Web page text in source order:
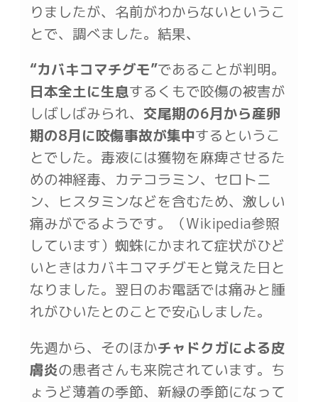
りましたが、名前がわからないというこ
とで、調べました。結果、
“カバキコマチグモ”であることが判明。
日本全土に生息するくもで咬傷の被害が
しばしばみられ、 交尾期の6月から産卵
期の8月に咬傷事故が集中するというこ
とでした。毒液には獲物を麻痺させるた
めの神経毒、カテコラミン、セロトニ
ン、ヒスタミンなどを含むため、激しい
痛みがでるようです。（Wikipedia参照
しています）蜘蛛にかまれて症状がひど
いときはカバキコマチグモと覚えた日と
なりました。翌日のお電話では痛みと腫
れがひいたとのことで安心しました。
先週から、そのほかチャドクガによる皮
膚炎の患者さんも来院されています。ち
ょうど薄着の季節、新緑の季節になって